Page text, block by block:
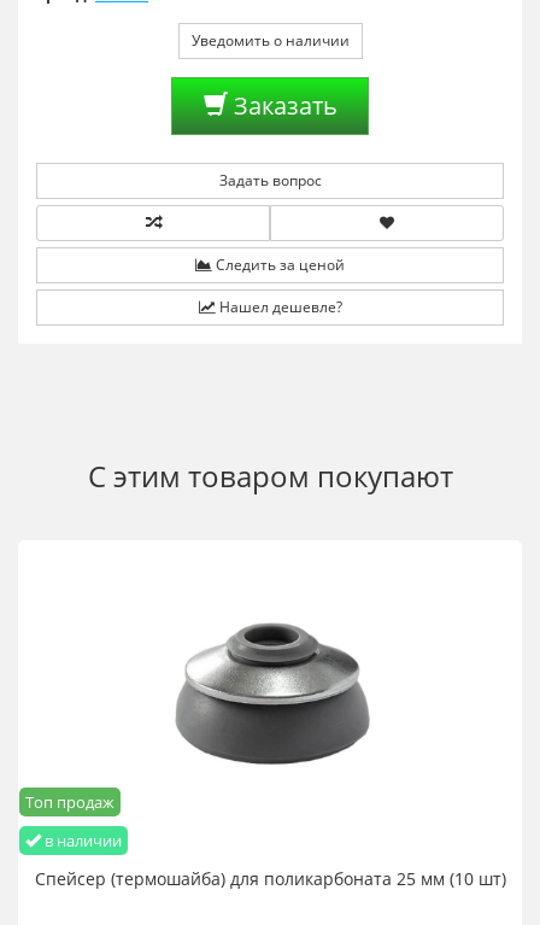
Уведомить о наличии
Заказать
Задать вопрос
Следить за ценой
Нашел дешевле?
С этим товаром покупают
в наличии
Топ продаж
Спейсер (термошайба) для поликарбоната 25 мм (10 шт)